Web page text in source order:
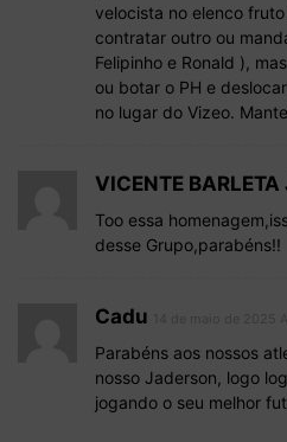
velocista no elenco
contratar outro ou
Felipinho e Ronald ),
ou botar o PH e
no lugar do Vizeo.
VICENTE BARLETA
Too essa
desse Grupo,parabéns!!
Cadu
Parabéns aos nossos
nosso Jaderson, logo
jogando o seu melhor